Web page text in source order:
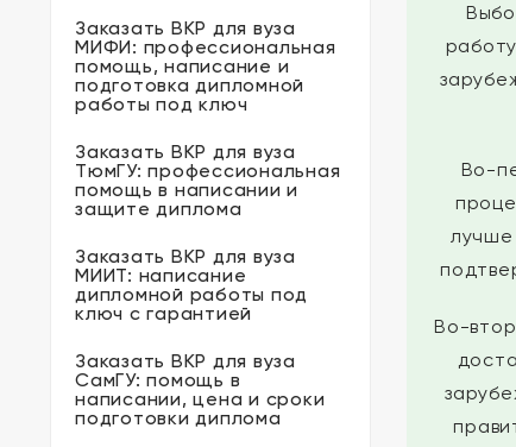
Заказать ВКР для вуза
МИФИ: профессиональная
помощь, написание и
подготовка дипломной
работы под ключ
Заказать ВКР для вуза
ТюмГУ: профессиональная
помощь в написании и
защите диплома
Заказать ВКР для вуза
МИИТ: написание
дипломной работы под
ключ с гарантией
Заказать ВКР для вуза
СамГУ: помощь в
написании, цена и сроки
подготовки диплома
Во-
лучше
Во-